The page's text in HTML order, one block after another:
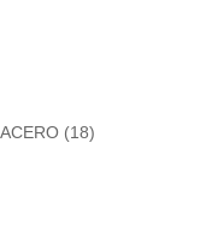
(18)